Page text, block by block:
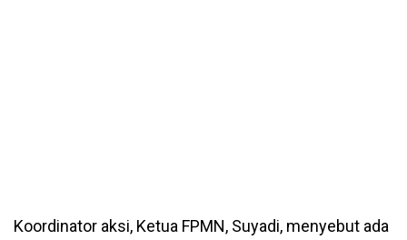
Koordinator aksi, Ketua FPMN, Suyadi, menyebut ada